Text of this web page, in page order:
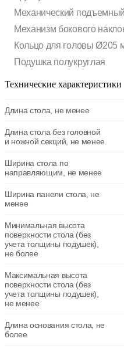
Механический
Механизм бокового
Кольцо для головы Ø205
Подушка полукруглая
Технические характеристики
Длина стола, не менее
Длина стола без головной
и ножной секций, не менее
Ширина стола по
направляющим, не менее
Ширина панели стола, не
менее
Минимальная высота
поверхности стола (без
учета толщины подушек),
не более
Максимальная высота
поверхности стола (без
учета толщины подушек),
не менее
Длина основания стола, не
более